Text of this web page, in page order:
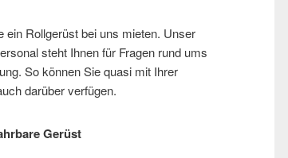
ein Rollgerüst bei uns mieten. Unser
steht Ihnen für Fragen rund ums
So können Sie quasi mit Ihrer
darüber verfügen.
Gerüst